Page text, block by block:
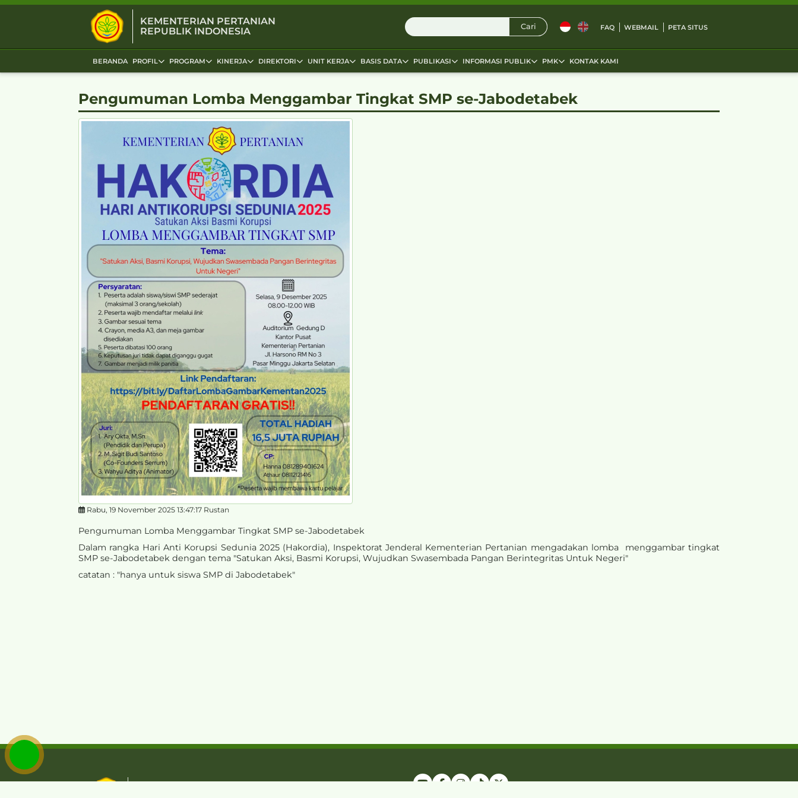
KEMENTERIAN PERTANIAN
REPUBLIK INDONESIA
Cari FAQ WEBMAIL PETA SITUS
BERANDA PROFIL PROGRAM KINERJA DIREKTORI UNIT KERJA BASIS DATA PUBLIKASI INFORMASI PUBLIK PMK KONTAK KAMI
Pengumuman Lomba Menggambar Tingkat SMP se-Jabodetabek
Rabu, 19 November 2025 13:47:17 Rustan
Pengumuman Lomba Menggambar Tingkat SMP se-Jabodetabek
Dalam rangka Hari Anti Korupsi Sedunia 2025 (Hakordia), Inspektorat Jenderal Kementerian Pertanian mengadakan lomba menggambar tingkat
SMP se-Jabodetabek dengan tema "Satukan Aksi, Basmi Korupsi, Wujudkan Swasembada Pangan Berintegritas Untuk Negeri"
catatan : "hanya untuk siswa SMP di Jabodetabek"